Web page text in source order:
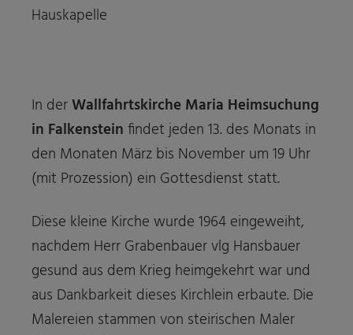
Hauskapelle
In der Wallfahrtskirche Maria Heimsuchung
in Falkenstein findet jeden 13. des Monats in
den Monaten März bis November um 19 Uhr
(mit Prozession) ein Gottesdienst statt.
Diese kleine Kirche wurde 1964 eingeweiht,
nachdem Herr Grabenbauer vlg Hansbauer
gesund aus dem Krieg heimgekehrt war und
aus Dankbarkeit dieses Kirchlein erbaute. Die
Malereien stammen von steirischen Maler